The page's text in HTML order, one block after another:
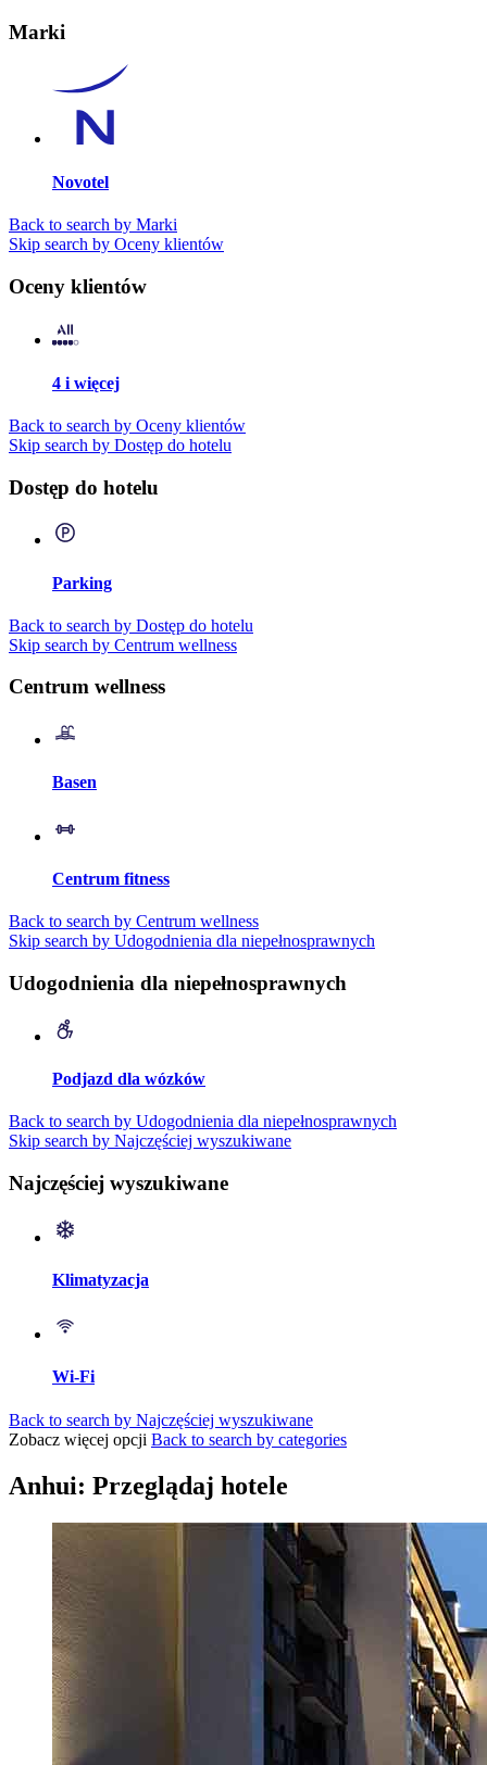
Marki
Novotel
Back to search by Marki
Skip search by Oceny klientów
Oceny klientów
4 i więcej
Back to search by Oceny klientów
Skip search by Dostęp do hotelu
Dostęp do hotelu
Parking
Back to search by Dostęp do hotelu
Skip search by Centrum wellness
Centrum wellness
Basen
Centrum fitness
Back to search by Centrum wellness
Skip search by Udogodnienia dla niepełnosprawnych
Udogodnienia dla niepełnosprawnych
Podjazd dla wózków
Back to search by Udogodnienia dla niepełnosprawnych
Skip search by Najczęściej wyszukiwane
Najczęściej wyszukiwane
Klimatyzacja
Wi-Fi
Back to search by Najczęściej wyszukiwane
Zobacz więcej opcji Back to search by categories
Anhui: Przeglądaj hotele